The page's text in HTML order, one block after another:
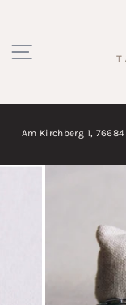
Inhalt
Am Kirchberg 1,